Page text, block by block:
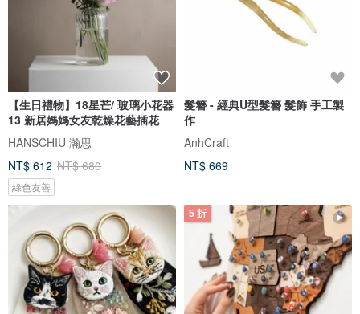
【生日禮物】18星芒/ 玻璃小花器
13 新居媽媽女友乾燥花藝插花
HANSCHIU 瀚思
NT$ 612 NT$ 680
綠色友善
髮簪 - 經典U型髮簪 髮飾 手工製
作
AnhCraft
NT$ 669
5 折